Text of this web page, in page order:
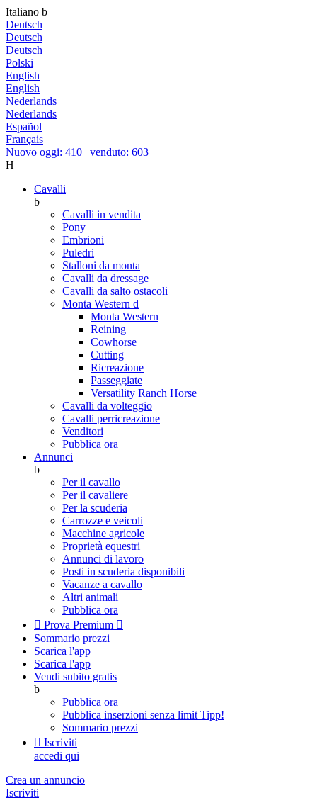
Italiano b
Deutsch
Deutsch
Deutsch
Polski
English
English
Nederlands
Nederlands
Español
Français
Nuovo oggi: 410 | venduto: 603
H
Cavalli
b
Cavalli in vendita
Pony
Embrioni
Puledri
Stalloni da monta
Cavalli da dressage
Cavalli da salto ostacoli
Monta Western d
Monta Western
Reining
Cowhorse
Cutting
Ricreazione
Passeggiate
Versatility Ranch Horse
Cavalli da volteggio
Cavalli perricreazione
Venditori
Pubblica ora
Annunci
b
Per il cavallo
Per il cavaliere
Per la scuderia
Carrozze e veicoli
Macchine agricole
Proprietà equestri
Annunci di lavoro
Posti in scuderia disponibili
Vacanze a cavallo
Altri animali
Pubblica ora
 Prova Premium 
Sommario prezzi
Scarica l'app
Scarica l'app
Vendi subito gratis
b
Pubblica ora
Pubblica inserzioni senza limit Tipp!
Sommario prezzi
 Iscriviti
accedi qui
Crea un annuncio
Iscriviti